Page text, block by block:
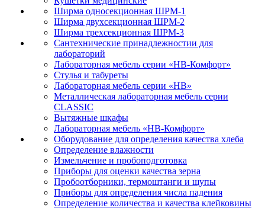
Ширма односекционная ШРМ-1
Ширма двухсекционная ШРМ-2
Ширма трехсекционная ШРМ-3
Сантехнические принадлежностии для
лабораторий
Лабораторная мебель серии «НВ-Комфорт»
Стулья и табуреты
Лабораторная мебель серии «НВ»
Металлическая лабораторная мебель серии
CLASSIC
Вытяжные шкафы
Лабораторная мебель «НВ-Комфорт»
Оборудование для определения качества хлеба
Определение влажности
Измельчение и пробоподготовка
Приборы для оценки качества зерна
Пробоотборники, термоштанги и щупы
Приборы для определения числа падения
Определение количества и качества клейковины